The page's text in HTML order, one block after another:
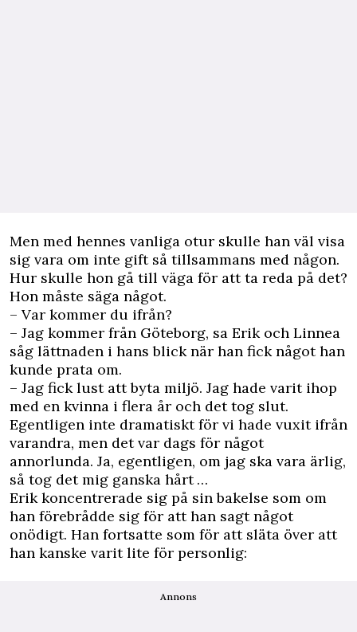
Men med hennes vanliga otur skulle han väl visa
sig vara om inte gift så tillsammans med någon.
Hur skulle hon gå till väga för att ta reda på det?
Hon måste säga något.
– Var kommer du ifrån?
– Jag kommer från Göteborg, sa Erik och Linnea
såg lättnaden i hans blick när han fick något han
kunde prata om.
– Jag fick lust att byta miljö. Jag hade varit ihop
med en kvinna i flera år och det tog slut.
Egentligen inte dramatiskt för vi hade vuxit ifrån
varandra, men det var dags för något
annorlunda. Ja, egentligen, om jag ska vara ärlig,
så tog det mig ganska hårt …
Erik koncentrerade sig på sin bakelse som om
han förebrådde sig för att han sagt något
onödigt. Han fortsatte som för att släta över att
han kanske varit lite för personlig:
Annons